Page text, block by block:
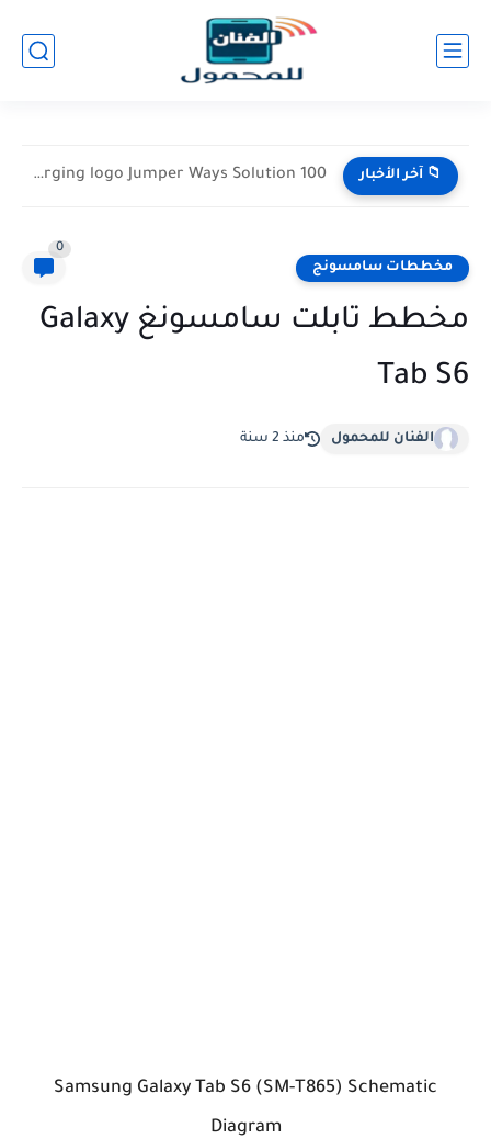
📁 آخر الأخبار Samsung A13 only Charging logo Jumper Ways Solution 100
مخططات سامسونج
0
مخطط تابلت سامسونغ Galaxy
Tab S6
الفنان للمحمول منذ 2 سنة
Samsung Galaxy Tab S6 (SM-T865) Schematic
Diagram